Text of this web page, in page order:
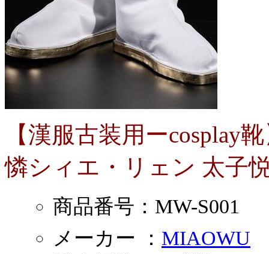
【漢服古装用ーcosplay
憐シィエ・リェン 太子
商品番号：MW-S001
メーカー ： MIAOWU